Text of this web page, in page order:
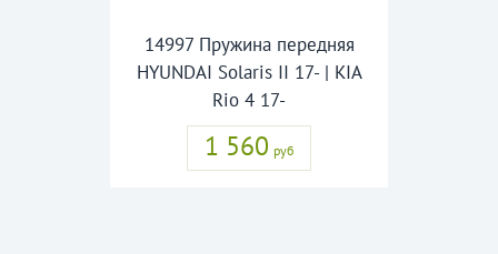
14997 Пружина передняя
HYUNDAI Solaris II 17- | KIA
Rio 4 17-
1 560 руб